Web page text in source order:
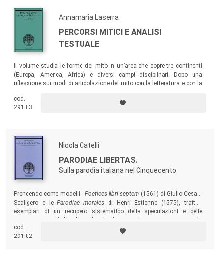
Annamaria Laserra
PERCORSI MITICI E ANALISI
TESTUALE
Il volume studia le forme del mito in un’area che copre tre continenti
(Europa, America, Africa) e diversi campi disciplinari. Dopo una
riflessione sui modi di articolazione del mito con la letteratura e con la
analizzandone alcune espressioni legate alla geografia di
provenienza, alle origini, a fenomeni inquietanti vissuti come tramite
cod.
291.83
Nicola Catelli
PARODIAE LIBERTAS.
Sulla parodia italiana nel Cinquecento
Prendendo come modelli i Poetices libri septem (1561) di Giulio Cesare
Scaligero e leParodiae morales di Henri Estienne (1575), trattati
esemplari di un recupero sistematico delle speculazioni e delle
d’insieme, le forme che la parodia assume nel Cinquecento italiano.
cod.
291.82